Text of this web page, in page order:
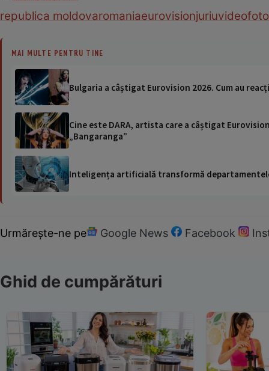
republica moldovaromaniaeurovisionjuriuvideofoto
MAI MULTE PENTRU TINE
Bulgaria a câștigat Eurovision 2026. Cum au
Cine este DARA, artista care a câștigat
„Bangaranga”
Inteligența artificială transformă
Urmărește-ne pe Google News Facebook
Ghid de cumpărături